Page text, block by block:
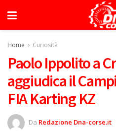
Home Curiosità
Paolo Ippolito a
aggiudica il
FIA Karting KZ
Da Redazione Dna-corse.it